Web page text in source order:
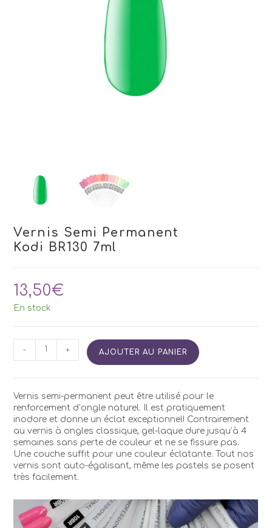
Vernis Semi Permanent
Kodi BR130 7ml
13,50€
En stock
quantité
Kodi
BR130
7ml
- + AJOUTER AU PANIER
Vernis semi-permanent peut être utilisé pour le
renforcement d’ongle naturel. Il est pratiquement
inodore et donne un éclat exceptionnel! Contrairement
au vernis à ongles classique, gel-laque dure jusqu’à 4
semaines sans perte de couleur et ne se fissure pas.
Une couche suffit pour une couleur éclatante. Tout nos
vernis sont auto-égalisant, même les pastels se posent
très facilement.